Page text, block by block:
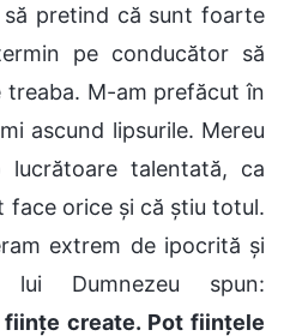
pretind că sunt foarte
pe conducător să
treaba. M-am prefăcut în
ascund lipsurile. Mereu
talentată, ca
face orice și că știu totul.
extrem de ipocrită și
lui Dumnezeu spun:
create. Pot ființele